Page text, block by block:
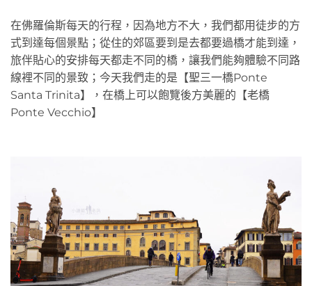
在佛羅倫斯每天的行程，因為地方不大，我們都用徒步的方
式到達每個景點；從住的郊區要到是去都要過橋才能到達，
旅伴貼心的安排每天都走不同的橋，讓我們能夠體驗不同路
線裡不同的景致；今天我們走的是【聖三一橋Ponte
Santa Trinita】，在橋上可以飽覽後方美麗的【老橋
Ponte Vecchio】